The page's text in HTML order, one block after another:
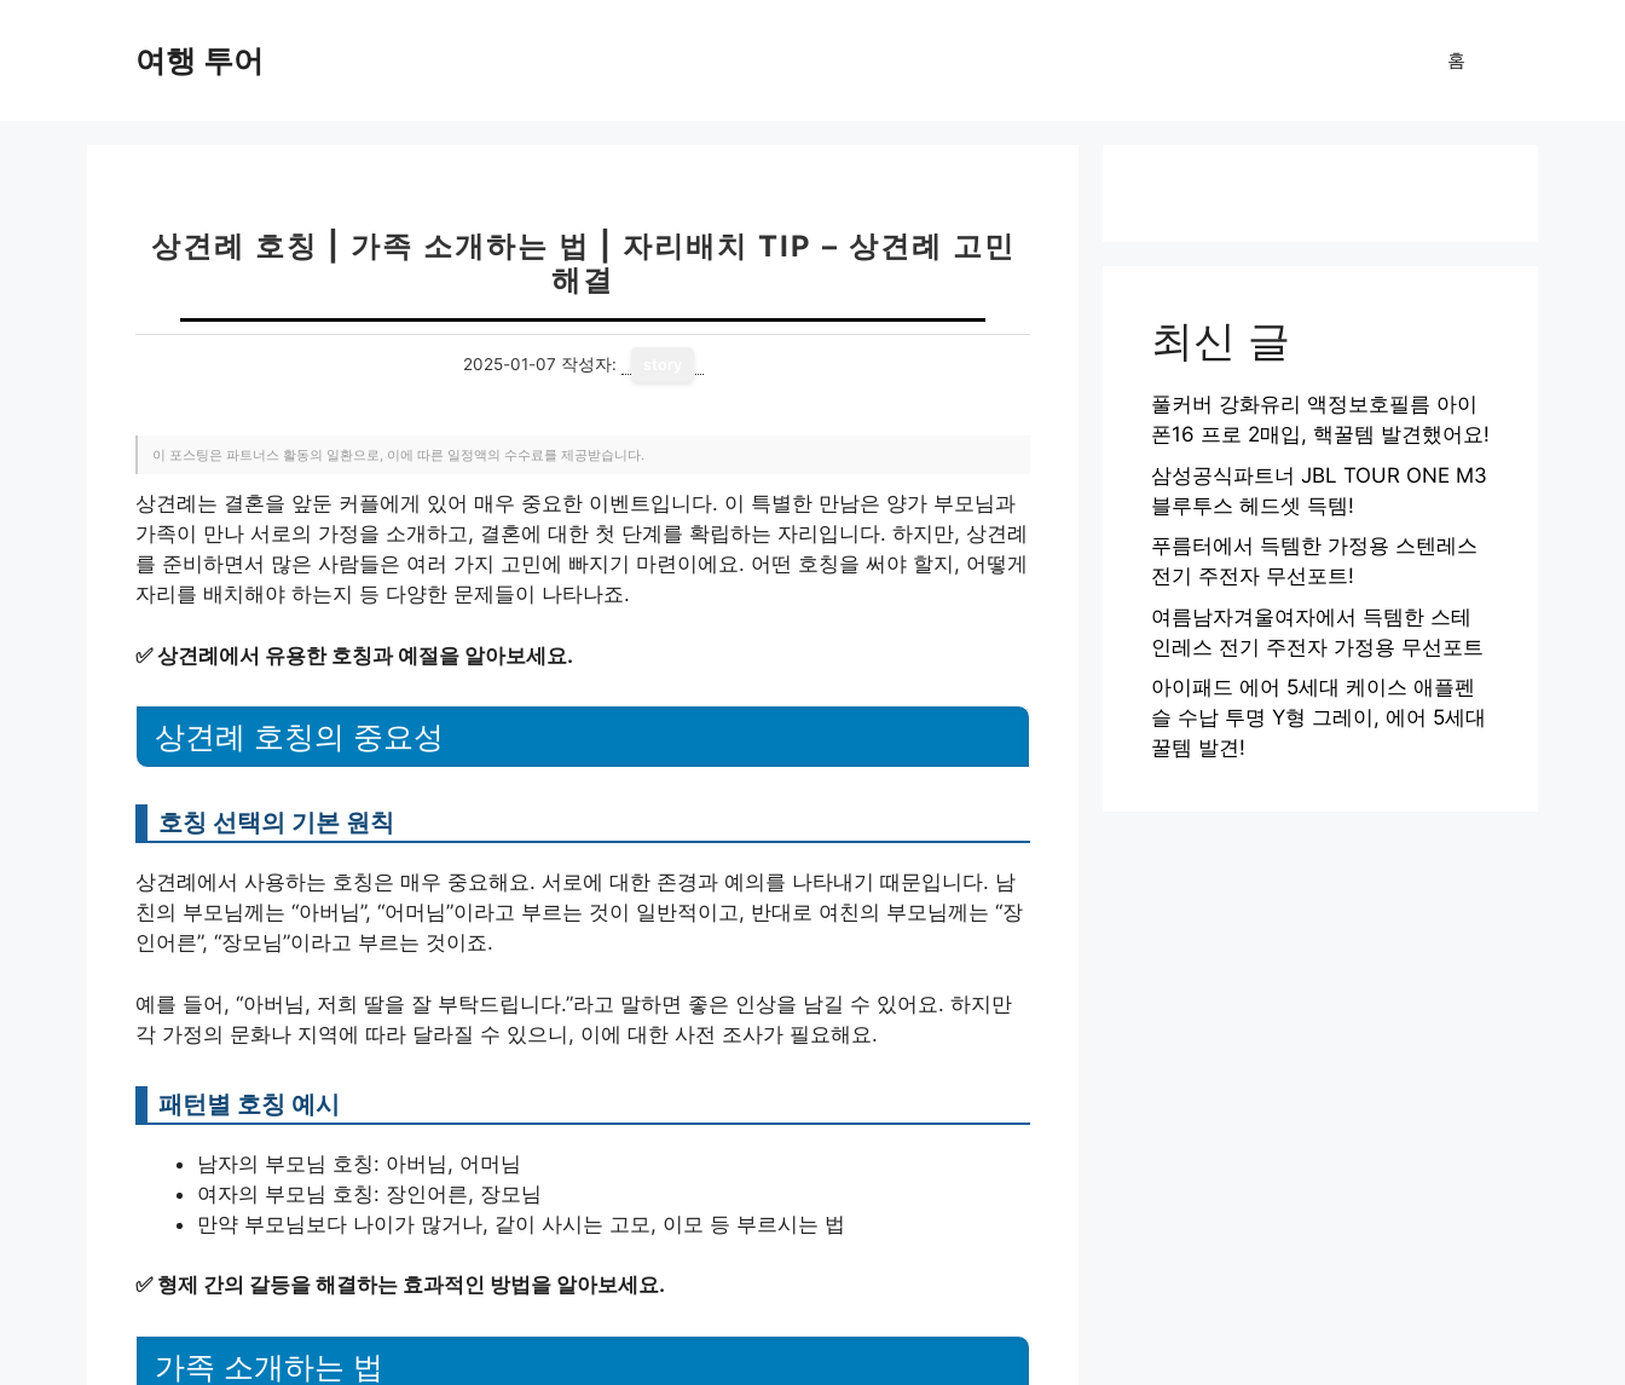
여행 투어 홈
상견례 호칭 | 가족 소개하는 법 | 자리배치 TIP – 상견례 고민
해결
2025-01-07 작성자:
이 포스팅은 파트너스 활동의 일환으로, 이에 따른 일정액의 수수료를 제공받습니다.
상견례는 결혼을 앞둔 커플에게 있어 매우 중요한 이벤트입니다. 이 특별한 만남은 양가 부모님과
가족이 만나 서로의 가정을 소개하고, 결혼에 대한 첫 단계를 확립하는 자리입니다. 하지만, 상견례
를 준비하면서 많은 사람들은 여러 가지 고민에 빠지기 마련이에요. 어떤 호칭을 써야 할지, 어떻게
자리를 배치해야 하는지 등 다양한 문제들이 나타나죠.
✅상견례에서 유용한 호칭과 예절을 알아보세요.
상견례 호칭의 중요성
호칭 선택의 기본 원칙
상견례에서 사용하는 호칭은 매우 중요해요. 서로에 대한 존경과 예의를 나타내기 때문입니다. 남
친의 부모님께는 “아버님”, “어머님”이라고 부르는 것이 일반적이고, 반대로 여친의 부모님께는 “장
인어른”, “장모님”이라고 부르는 것이죠.
예를 들어, “아버님, 저희 딸을 잘 부탁드립니다.”라고 말하면 좋은 인상을 남길 수 있어요. 하지만
각 가정의 문화나 지역에 따라 달라질 수 있으니, 이에 대한 사전 조사가 필요해요.
패턴별 호칭 예시
남자의 부모님 호칭: 아버님, 어머님
여자의 부모님 호칭: 장인어른, 장모님
만약 부모님보다 나이가 많거나, 같이 사시는 고모, 이모 등 부르시는 법
✅ 형제 간의 갈등을 해결하는 효과적인 방법을 알아보세요.
가족 소개하는 법
최신 글
풀커버 강화유리 액정보호필름 아이
폰16 프로 2매입, 핵꿀템 발견했어요!
삼성공식파트너 JBL TOUR ONE M3
블루투스 헤드셋 득템!
푸름터에서 득템한 가정용 스텐레스
전기 주전자 무선포트!
여름남자겨울여자에서 득템한 스테
인레스 전기 주전자 가정용 무선포트
아이패드 에어 5세대 케이스 애플펜
슬 수납 투명 Y형 그레이, 에어 5세대
꿀템 발견!